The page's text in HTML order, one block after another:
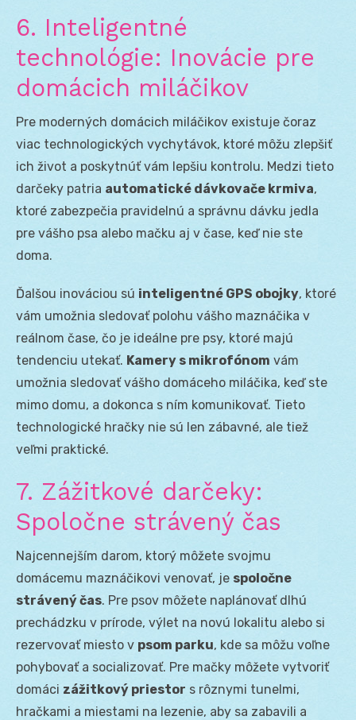
6. Inteligentné
technológie: Inovácie pre
domácich miláčikov
Pre moderných domácich miláčikov existuje čoraz
viac technologických vychytávok, ktoré môžu zlepšiť
ich život a poskytnúť vám lepšiu kontrolu. Medzi tieto
darčeky patria automatické dávkovače krmiva,
ktoré zabezpečia pravidelnú a správnu dávku jedla
pre vášho psa alebo mačku aj v čase, keď nie ste
doma.
Ďalšou inováciou sú inteligentné GPS obojky, ktoré
vám umožnia sledovať polohu vášho maznáčika v
reálnom čase, čo je ideálne pre psy, ktoré majú
tendenciu utekať. Kamery s mikrofónom vám
umožnia sledovať vášho domáceho miláčika, keď ste
mimo domu, a dokonca s ním komunikovať. Tieto
technologické hračky nie sú len zábavné, ale tiež
veľmi praktické.
7. Zážitkové darčeky:
Spoločne strávený čas
Najcennejším darom, ktorý môžete svojmu
domácemu maznáčikovi venovať, je spoločne
strávený čas. Pre psov môžete naplánovať dlhú
prechádzku v prírode, výlet na novú lokalitu alebo si
rezervovať miesto v psom parku, kde sa môžu voľne
pohybovať a socializovať. Pre mačky môžete vytvoriť
domáci zážitkový priestor s rôznymi tunelmi,
hračkami a miestami na lezenie, aby sa zabavili a